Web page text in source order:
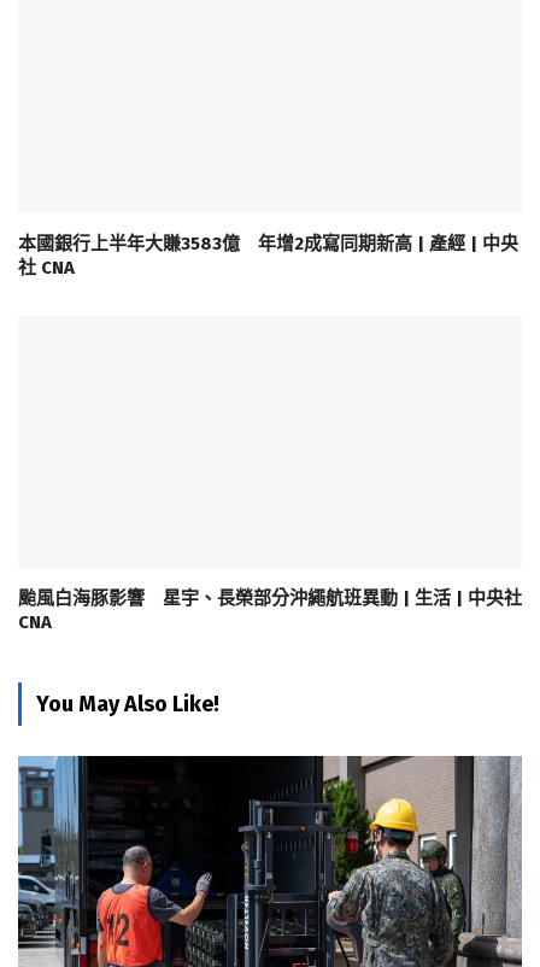
本國銀行上半年大賺3583億 年增2成寫同期新高 | 產經 | 中央
社 CNA
颱風白海豚影響 星宇、長榮部分沖繩航班異動 | 生活 | 中央社
CNA
You May Also Like!